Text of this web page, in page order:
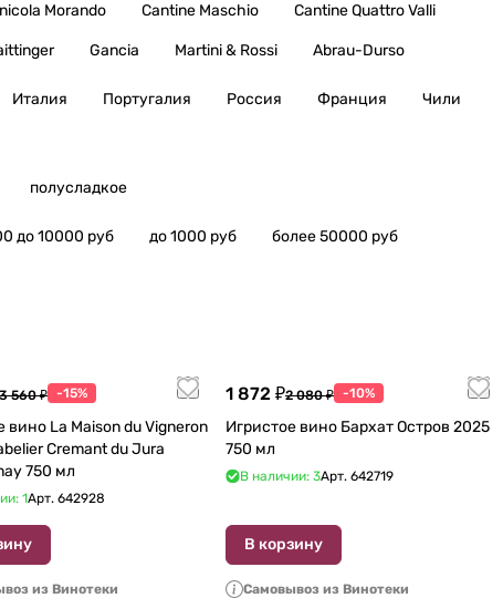
Morando Cantine Maschio Cantine Quattro Valli
Gancia Martini & Rossi Abrau-Durso
Италия Португалия Россия Франция Чили
полусладкое
до 10000 руб до 1000 руб более 50000 руб
3 560 ₽ -15%
вино La Maison du Vigneron
Cremant du Jura
750 мл
1Арт. 642928
из Винотеки
1 872 ₽2 080 ₽ -10%
Игристое вино Бархат Остров 2025
750 мл
В наличии: 3Арт. 642719
В корзину
Самовывоз из Винотеки